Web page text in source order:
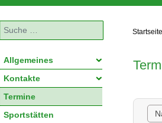
Suchen
Allgemeines
Kontakte
Termine
Sportstätten
Startseite